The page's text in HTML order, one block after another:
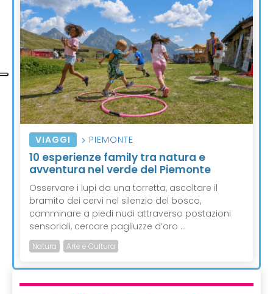
VIAGGI PIEMONTE
10 esperienze family tra natura e
avventura nel verde del Piemonte
Osservare i lupi da una torretta, ascoltare il
bramito dei cervi nel silenzio del bosco,
camminare a piedi nudi attraverso postazioni
sensoriali, cercare pagliuzze d’oro ...
Natura Arte e Cultura